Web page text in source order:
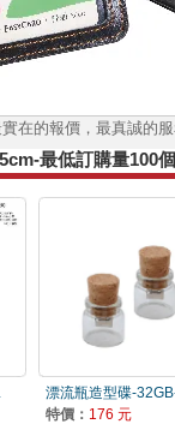
在的報價，最真誠的
最低訂購量100
漂流瓶造型碟-
特價： 176 元